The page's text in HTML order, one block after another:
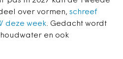
over vormen, schreef
deze week. Gedacht wordt
en ook